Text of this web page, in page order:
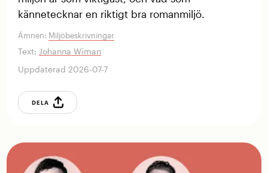
kännetecknar en riktigt bra romanmiljö.
Ämnen: Miljöbeskrivningar
Text: Johanna Wiman
Uppdaterad 2026-07-7
DELA